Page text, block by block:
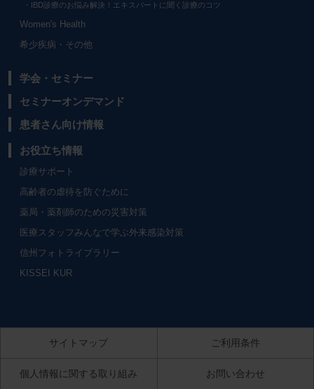
IBD診療のお悩み解決！エキスパートに聞く診療のコツ
Women's Health
希少疾病・その他
学会・セミナー
セミナーオンデマンド
患者さん向け情報
お役立ち情報
診療サポート
高齢者の虐待を防ぐために
薬局・薬剤師のための災害対策
医療スタッフみんなで学ぶ外来感染対策
信州フォトライブラリー
KISSEI KUR
サイトマップ ご利用条件
個人情報に関する取り組み お問い合わせ